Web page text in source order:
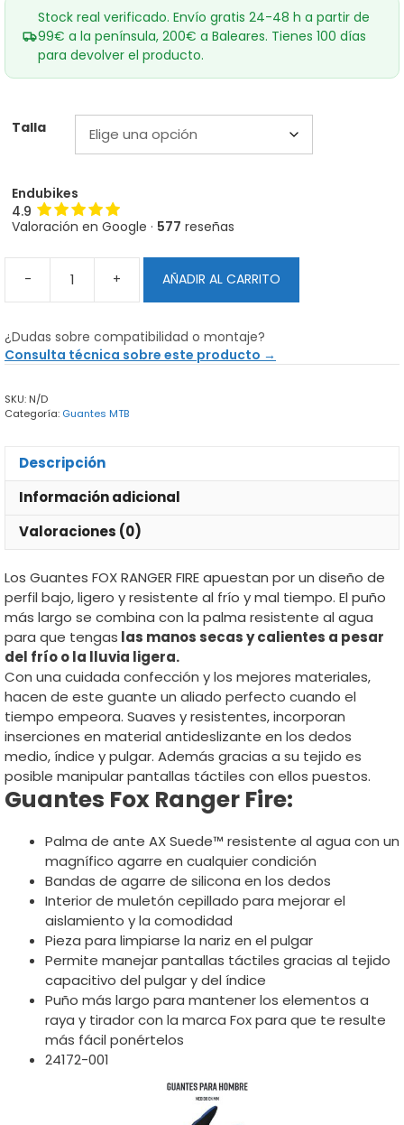
Stock real verificado. Envío gratis 24-48 h a partir de
99€ a la península, 200€ a Baleares. Tienes 100 días
para devolver el producto.
Talla
Endubikes
4.9
Valoración en Google · 577 reseñas
-
Guantes
Fox
Fire
cantidad
+ AÑADIR AL CARRITO
¿Dudas sobre compatibilidad o montaje?
Consulta técnica sobre este producto →
SKU: N/D
Categoría: Guantes MTB
Descripción
Información adicional
Valoraciones (0)
Los Guantes FOX RANGER FIRE apuestan por un diseño de
perfil bajo, ligero y resistente al frío y mal tiempo. El puño
más largo se combina con la palma resistente al agua
para que tengas las manos secas y calientes a pesar
del frío o la lluvia ligera.
Con una cuidada confección y los mejores materiales,
hacen de este guante un aliado perfecto cuando el
tiempo empeora. Suaves y resistentes, incorporan
inserciones en material antideslizante en los dedos
medio, índice y pulgar. Además gracias a su tejido es
posible manipular pantallas táctiles con ellos puestos.
Guantes Fox Ranger Fire:
Palma de ante AX Suede™ resistente al agua con un
magnífico agarre en cualquier condición
Bandas de agarre de silicona en los dedos
Interior de muletón cepillado para mejorar el
aislamiento y la comodidad
Pieza para limpiarse la nariz en el pulgar
Permite manejar pantallas táctiles gracias al tejido
capacitivo del pulgar y del índice
Puño más largo para mantener los elementos a
raya y tirador con la marca Fox para que te resulte
más fácil ponértelos
24172-001